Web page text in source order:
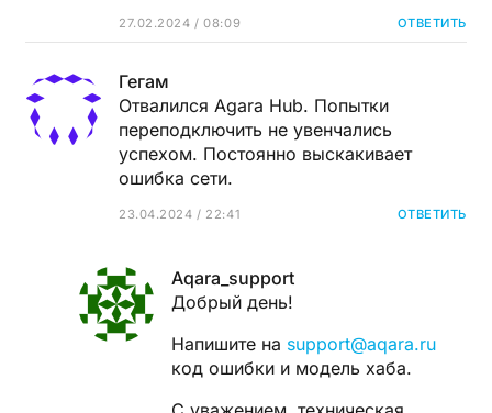
27.02.2024 / 08:09 ОТВЕТИТЬ
Гегам
Отвалился Agara Hub. Попытки
переподключить не увенчались
успехом. Постоянно выскакивает
ошибка сети.
23.04.2024 / 22:41 ОТВЕТИТЬ
Aqara_support
Добрый день!
Напишите на support@aqara.ru
код ошибки и модель хаба.